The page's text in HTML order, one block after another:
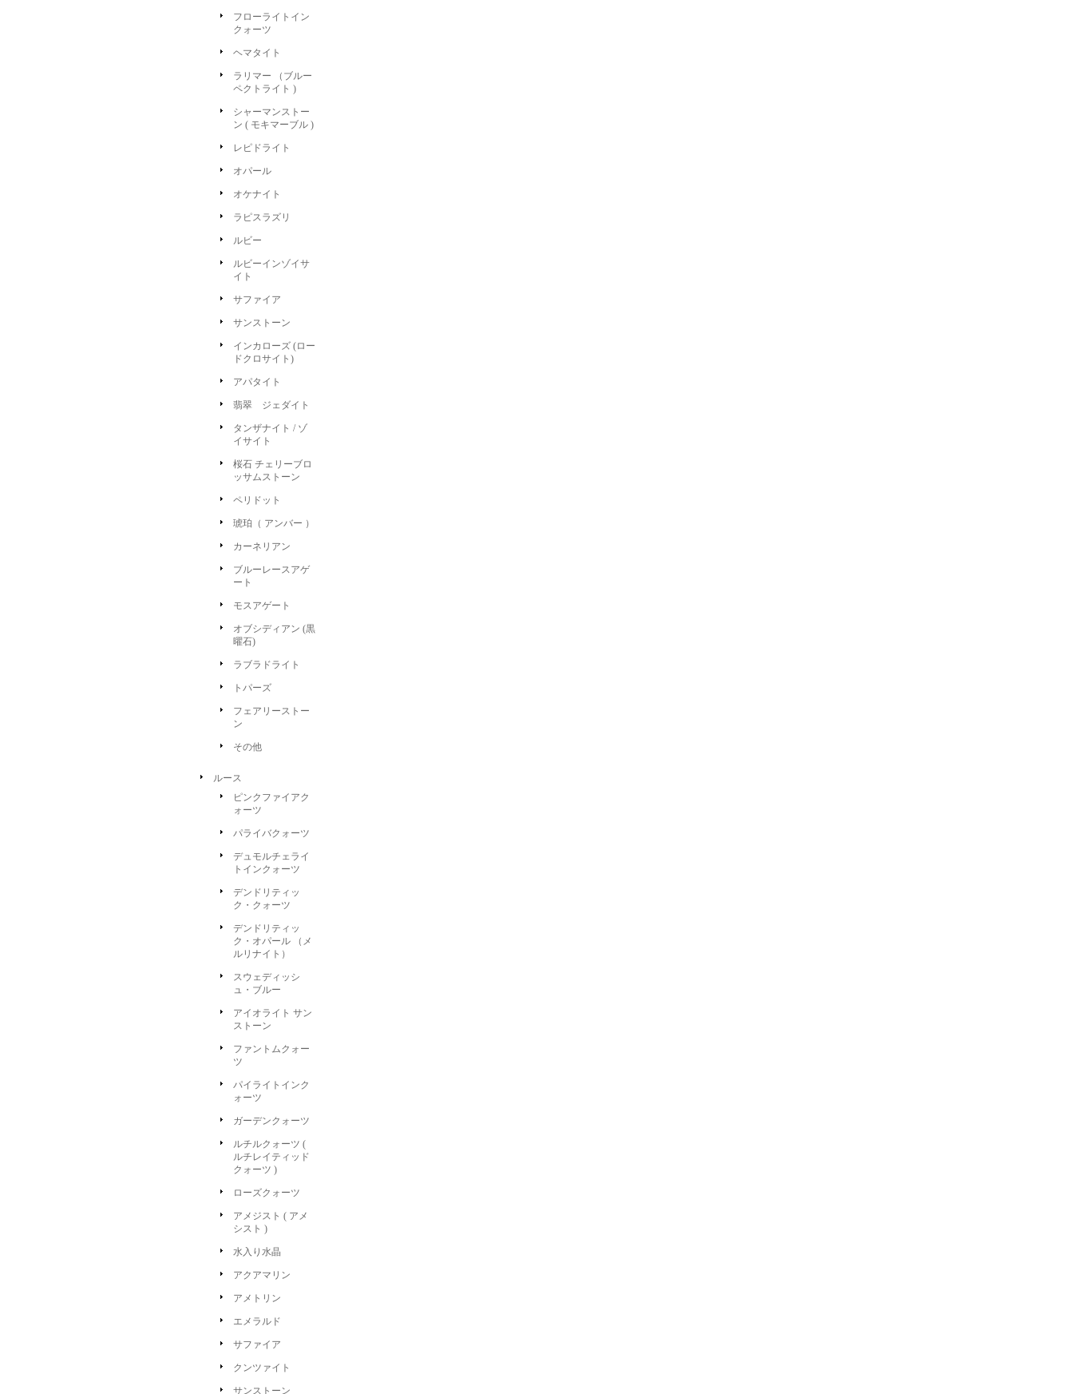
フローライトイン
クォーツ
ヘマタイト
ラリマー （ブルー
ペクトライト )
シャーマンストー
ン ( モキマーブル )
レピドライト
オパール
オケナイト
ラピスラズリ
ルビー
ルビーインゾイサ
イト
サファイア
サンストーン
インカローズ (ロー
ドクロサイト)
アパタイト
翡翠 ジェダイト
タンザナイト / ゾ
イサイト
桜石 チェリーブロ
ッサムストーン
ペリドット
琥珀（ アンバー ）
カーネリアン
ブルーレースアゲ
ート
モスアゲート
オブシディアン (黒
曜石)
ラブラドライト
トパーズ
フェアリーストー
ン
その他
ルース
ピンクファイアク
ォーツ
パライバクォーツ
デュモルチェライ
トインクォーツ
デンドリティッ
ク・クォーツ
デンドリティッ
ク・オパール （メ
ルリナイト）
スウェディッシ
ュ・ブルー
アイオライト サン
ストーン
ファントムクォー
ツ
パイライトインク
ォーツ
ガーデンクォーツ
ルチルクォーツ (
ルチレイティッド
クォーツ )
ローズクォーツ
アメジスト ( アメ
シスト )
水入り水晶
アクアマリン
アメトリン
エメラルド
サファイア
クンツァイト
サンストーン